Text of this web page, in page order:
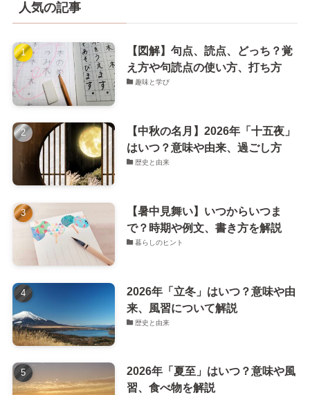
人気の記事
【図解】句点、読点、どっち？覚
え方や句読点の使い方、打ち方
趣味と学び
【中秋の名月】2026年「十五夜」
はいつ？意味や由来、過ごし方
歴史と由来
【暑中見舞い】いつからいつま
で？時期や例文、書き方を解説
暮らしのヒント
2026年「立冬」はいつ？意味や由
来、風習について解説
歴史と由来
2026年「夏至」はいつ？意味や風
習、食べ物を解説